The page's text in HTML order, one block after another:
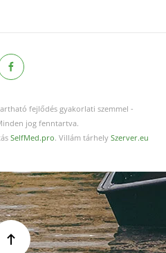
fejlődés gyakorlati szemmel -
jog fenntartva.
SelfMed.pro. Villám tárhely Szerver.eu